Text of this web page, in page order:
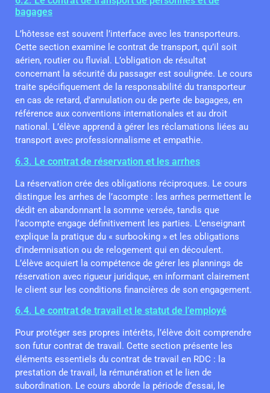
bagages
L’hôtesse est souvent l’interface avec les transporteurs.
Cette section examine le contrat de transport, qu’il soit
aérien, routier ou fluvial. L’obligation de résultat
concernant la sécurité du passager est soulignée. Le cours
traite spécifiquement de la responsabilité du transporteur
en cas de retard, d’annulation ou de perte de bagages, en
référence aux conventions internationales et au droit
national. L’élève apprend à gérer les réclamations liées au
transport avec professionnalisme et empathie.
6.3. Le contrat de réservation et les arrhes
La réservation crée des obligations réciproques. Le cours
distingue les arrhes de l’acompte : les arrhes permettent le
dédit en abandonnant la somme versée, tandis que
l’acompte engage définitivement les parties. L’enseignant
explique la pratique du « surbooking » et les obligations
d’indemnisation ou de relogement qui en découlent.
L’élève acquiert la compétence de gérer les plannings de
réservation avec rigueur juridique, en informant clairement
le client sur les conditions financières de son engagement.
6.4. Le contrat de travail et le statut de l’employé
Pour protéger ses propres intérêts, l’élève doit comprendre
son futur contrat de travail. Cette section présente les
éléments essentiels du contrat de travail en RDC : la
prestation de travail, la rémunération et le lien de
subordination. Le cours aborde la période d’essai, le